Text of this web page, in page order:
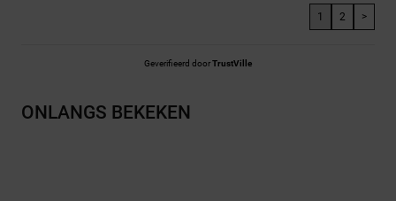
1 2 >
Geverifieerd doorTrustVille
ONLANGS BEKEKEN